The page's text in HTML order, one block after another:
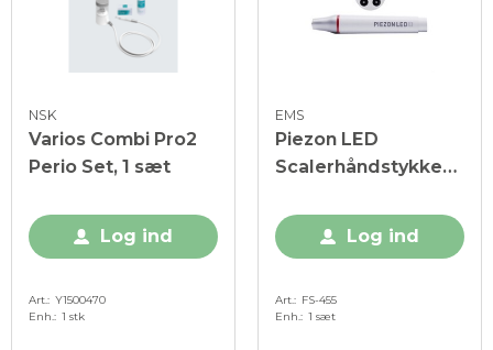
NSK
Varios Combi Pro2
Perio Set, 1 sæt
Log ind
Art.
Y1500470
Enh.
1 stk
EMS
Piezon LED
Scalerhåndstykke
Log ind
Art.
FS-455
Enh.
1 sæt